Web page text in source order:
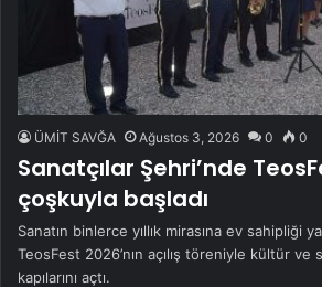
ÜMİT SAVĞA Ağustos 3, 2026 0 0
Sanatçılar Şehri’nde
çoşkuyla başladı
Sanatın binlerce yıllık mirasına ev sahipliği
TeosFest 2026’nın açılış töreniyle kültür
kapılarını açtı.